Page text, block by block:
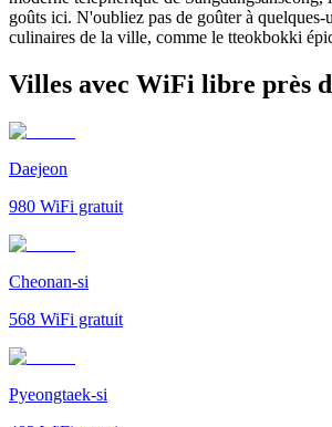
goûts ici. N'oubliez pas de goûter à quelques-
culinaires de la ville, comme le tteokbokki
Villes avec WiFi libre près
Daejeon
980 WiFi gratuit
Cheonan-si
568 WiFi gratuit
Pyeongtaek-si